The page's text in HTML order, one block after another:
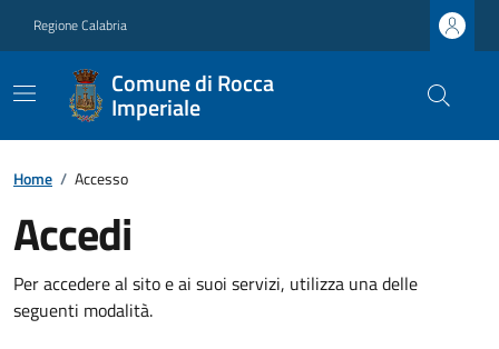
Regione Calabria
Comune di Rocca
Imperiale
Home / Accesso
Accedi
Per accedere al sito e ai suoi servizi, utilizza una delle
seguenti modalità.